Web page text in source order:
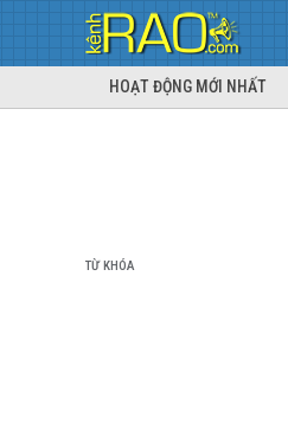
HOẠT ĐỘNG MỚI NHẤT
TỪ KHÓA